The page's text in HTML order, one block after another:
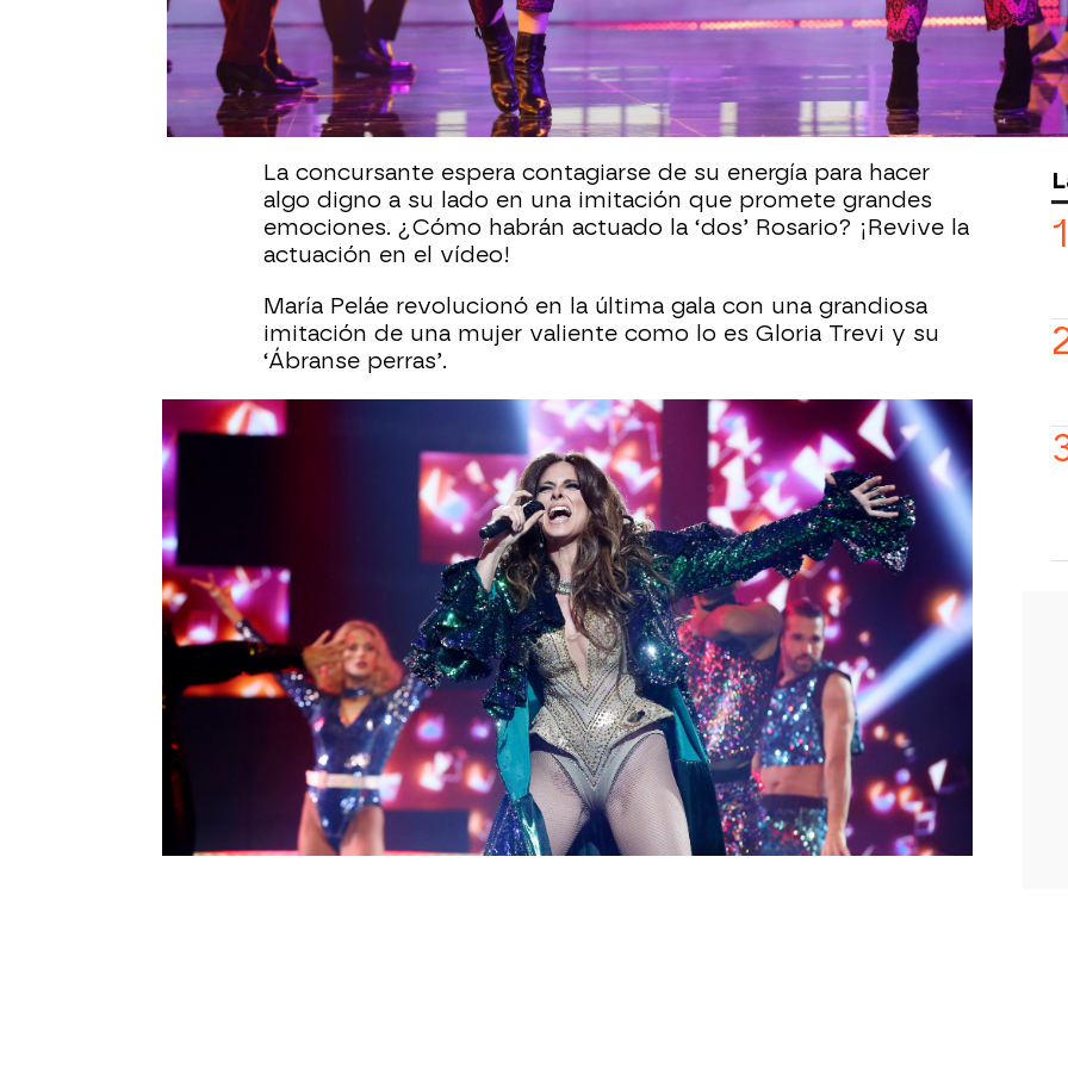
Después de su
actuación con Pastora Solerque le valió una
potente victoria, en esta ocasión ha imitado a Rosario Flores
junto a la misma artista para interpretar ‘Te lo digo todo y no
te digo na’.
La concursante espera contagiarse de su energía para hacer
algo digno a su lado en una imitación que promete grandes
emociones. ¿Cómo habrán actuado la ‘dos’ Rosario? ¡Revive la
actuación en el vídeo!
María Peláe revolucionó en la última gala con una grandiosa
imitación de una mujer valiente como lo es Gloria Trevi y su
‘Ábranse perras’.
María Peláe